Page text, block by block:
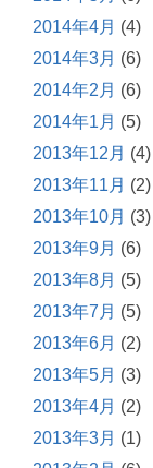
2014年4月 (4)
2014年3月 (6)
2014年2月 (6)
2014年1月 (5)
2013年12月 (4)
2013年11月 (2)
2013年10月 (3)
2013年9月 (6)
2013年8月 (5)
2013年7月 (5)
2013年6月 (2)
2013年5月 (3)
2013年4月 (2)
2013年3月 (1)